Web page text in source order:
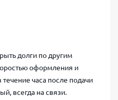
долги по другим
оформления и
часа после подачи
всегда на связи.